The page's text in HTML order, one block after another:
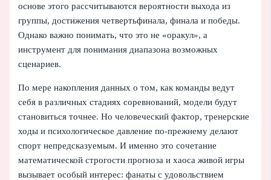
основе этого рассчитываются вероятности выхода из
группы, достижения четвертьфинала, финала и победы.
Однако важно понимать, что это не «оракул», а
инструмент для понимания диапазона возможных
сценариев.
По мере накопления данных о том, как команды ведут
себя в различных стадиях соревнований, модели будут
становиться точнее. Но человеческий фактор, тренерские
ходы и психологическое давление по-прежнему делают
спорт непредсказуемым. И именно это сочетание
математической строгости прогноза и хаоса живой игры
вызывает особый интерес: фанаты с удовольствием